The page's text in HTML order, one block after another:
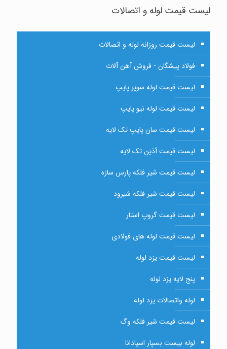
لیست قیمت لوله و اتصالات
لیست قیمت روزانه لوله و اتصالات
فولاد پیشگان - فروش آهن آلات
لیست قیمت لوله سوپر پایپ
لیست قیمت لوله نیو پایپ
لیست قیمت سان پایپ تک لایه
لیست قیمت آذین تک لایه
لیست قیمت شیر فلکه پارس سازه
لیست قیمت شیر فلکه شیرود
لیست قیمت گروپ استار
لیست قیمت لوله های فولادی
لیست قیمت یزد لوله
پنج لایه یزد لوله
لوله واتصالات یزد لوله
لیست قیمت شیر فلکه وگ
لوله بیست بسپار اسپادانا